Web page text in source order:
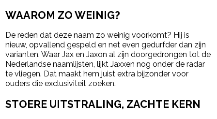
WAAROM ZO WEINIG?
De reden dat deze naam zo weinig voorkomt? Hij is
nieuw, opvallend gespeld en net even gedurfder dan zijn
varianten. Waar Jax en Jaxon al zijn doorgedrongen tot de
Nederlandse naamlijsten, lijkt Jaxxen nog onder de radar
te vliegen. Dat maakt hem juist extra bijzonder voor
ouders die exclusiviteit zoeken.
STOERE UITSTRALING, ZACHTE KERN